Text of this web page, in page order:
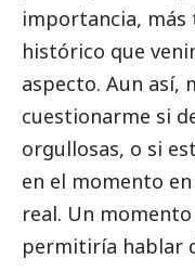
importancia, más
histórico que
aspecto. Aun así,
cuestionarme si
orgullosas, o si
en el momento
real. Un
permitiría hablar